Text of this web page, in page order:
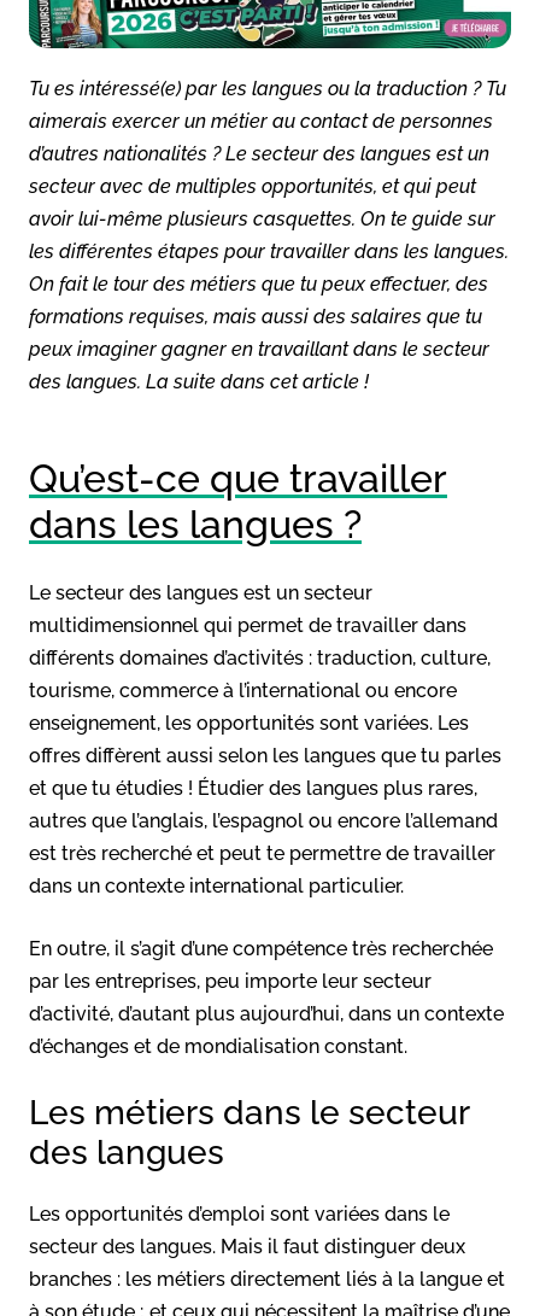
Tu es intéressé(e) par les langues ou la traduction ? Tu
aimerais exercer un métier au contact de personnes
d’autres nationalités ? Le secteur des langues est un
secteur avec de multiples opportunités, et qui peut
avoir lui-même plusieurs casquettes. On te guide sur
les différentes étapes pour travailler dans les langues.
On fait le tour des métiers que tu peux effectuer, des
formations requises, mais aussi des salaires que tu
peux imaginer gagner en travaillant dans le secteur
des langues. La suite dans cet article !
Qu’est-ce que travailler
dans les langues ?
Le secteur des langues est un secteur
multidimensionnel qui permet de travailler dans
différents domaines d’activités : traduction, culture,
tourisme, commerce à l’international ou encore
enseignement, les opportunités sont variées. Les
offres diffèrent aussi selon les langues que tu parles
et que tu étudies ! Étudier des langues plus rares,
autres que l’anglais, l’espagnol ou encore l’allemand
est très recherché et peut te permettre de travailler
dans un contexte international particulier.
En outre, il s’agit d’une compétence très recherchée
par les entreprises, peu importe leur secteur
d’activité, d’autant plus aujourd’hui, dans un contexte
d’échanges et de mondialisation constant.
Les métiers dans le secteur
des langues
Les opportunités d’emploi sont variées dans le
secteur des langues. Mais il faut distinguer deux
branches : les métiers directement liés à la langue et